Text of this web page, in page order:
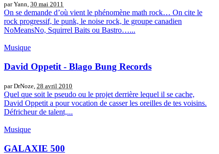
par Yann, 30 mai 2011
On se demande d’où vient le phénomène math rock… On cite le
rock progressif, le punk, le noise rock, le groupe canadien
NoMeansNo, Squirrel Baits ou Bastro…...
Musique
David Oppetit - Blago Bung Records
par DrNoze, 28 avril 2010
Quel que soit le pseudo ou le projet derrière lequel il se cache,
David Oppetit a pour vocation de casser les oreilles de tes voisins.
Défricheur de talent,...
Musique
GALAXIE 500